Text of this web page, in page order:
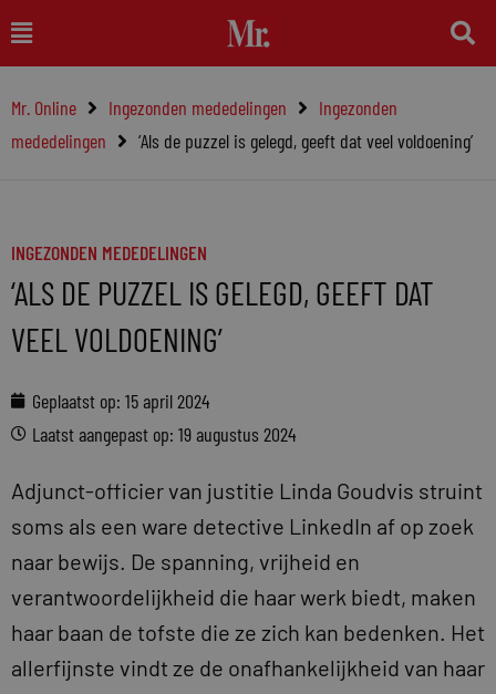
naar
inhoud
Main
Menu
Mr. Online Ingezonden mededelingen
Ingezonden
mededelingen
‘Als de puzzel is gelegd, geeft dat veel voldoening’
INGEZONDEN MEDEDELINGEN
‘ALS DE PUZZEL IS GELEGD, GEEFT DAT
VEEL VOLDOENING’
Geplaatst op: 15 april 2024
Laatst aangepast op: 19 augustus 2024
Adjunct-officier van justitie Linda Goudvis struint
soms als een ware detective LinkedIn af op zoek
naar bewijs. De spanning, vrijheid en
verantwoordelijkheid die haar werk biedt, maken
haar baan de tofste die ze zich kan bedenken. Het
allerfijnste vindt ze de onafhankelijkheid van haar